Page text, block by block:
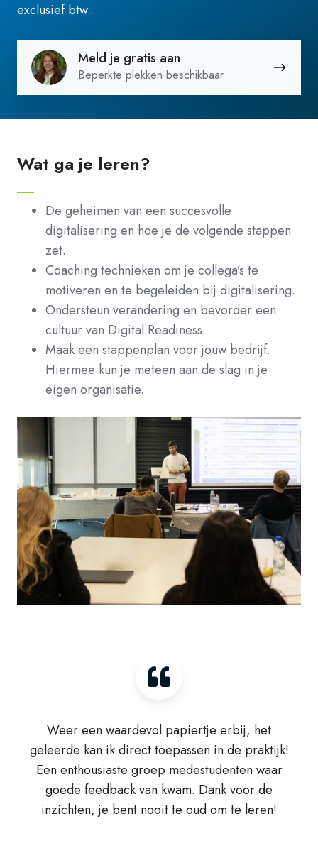
exclusief btw.
Meld je gratis aan
Beperkte plekken beschikbaar
Meld
gratis
Wat ga je leren?
De geheimen van een succesvolle
digitalisering en hoe je de volgende stappen
zet.
Coaching technieken om je collega’s te
motiveren en te begeleiden bij digitalisering.
Ondersteun verandering en bevorder een
cultuur van Digital Readiness.
Maak een stappenplan voor jouw bedrijf.
Hiermee kun je meteen aan de slag in je
eigen organisatie.
Weer een waardevol papiertje erbij, het
geleerde kan ik direct toepassen in de praktijk!
Een enthousiaste groep medestudenten waar
goede feedback van kwam. Dank voor de
inzichten, je bent nooit te oud om te leren!